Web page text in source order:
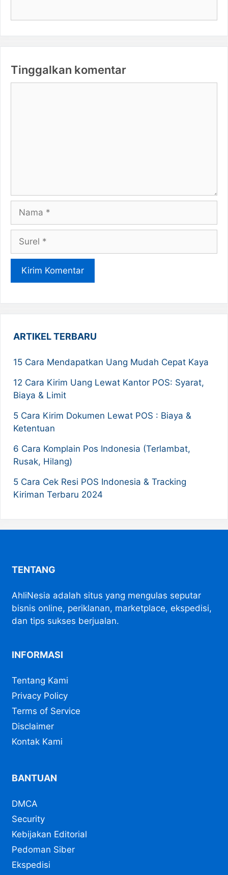
Tinggalkan komentar
ARTIKEL TERBARU
15 Cara Mendapatkan Uang Mudah Cepat Kaya
12 Cara Kirim Uang Lewat Kantor POS: Syarat,
Biaya & Limit
5 Cara Kirim Dokumen Lewat POS : Biaya &
Ketentuan
6 Cara Komplain Pos Indonesia (Terlambat,
Rusak, Hilang)
5 Cara Cek Resi POS Indonesia & Tracking
Kiriman Terbaru 2024
TENTANG
AhliNesia adalah situs yang mengulas seputar
bisnis online, periklanan, marketplace, ekspedisi,
dan tips sukses berjualan.
INFORMASI
Tentang Kami
Privacy Policy
Terms of Service
Disclaimer
Kontak Kami
BANTUAN
DMCA
Security
Kebijakan Editorial
Pedoman Siber
Ekspedisi